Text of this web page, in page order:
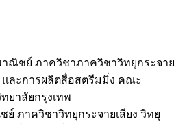
าณิชย์ ภาควิชาภาควิชาวิทยุกระจาย
และการผลิตสื่อสตรีมมิ่ง คณะ
ยาลัยกรุงเทพ
ย์ ภาควิชาวิทยุกระจายเสียง วิทยุ